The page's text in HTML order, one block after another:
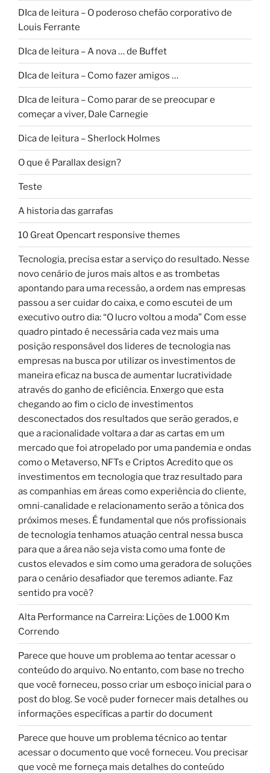
DIca de leitura – O poderoso chefão corporativo de
Louis Ferrante
DIca de leitura – A nova … de Buffet
DIca de leitura – Como fazer amigos …
DIca de leitura – Como parar de se preocupar e
começar a viver, Dale Carnegie
Dica de leitura – Sherlock Holmes
O que é Parallax design?
Teste
A historia das garrafas
10 Great Opencart responsive themes
Tecnologia, precisa estar a serviço do resultado. Nesse
novo cenário de juros mais altos e as trombetas
apontando para uma recessão, a ordem nas empresas
passou a ser cuidar do caixa, e como escutei de um
executivo outro dia: “O lucro voltou a moda” Com esse
quadro pintado é necessária cada vez mais uma
posição responsável dos lideres de tecnologia nas
empresas na busca por utilizar os investimentos de
maneira eficaz na busca de aumentar lucratividade
através do ganho de eficiência. Enxergo que esta
chegando ao fim o ciclo de investimentos
desconectados dos resultados que serão gerados, e
que a racionalidade voltara a dar as cartas em um
mercado que foi atropelado por uma pandemia e ondas
como o Metaverso, NFTs e Criptos Acredito que os
investimentos em tecnologia que traz resultado para
as companhias em áreas como experiência do cliente,
omni-canalidade e relacionamento serão a tônica dos
próximos meses. É fundamental que nós profissionais
de tecnologia tenhamos atuação central nessa busca
para que a área não seja vista como uma fonte de
custos elevados e sim como uma geradora de soluções
para o cenário desafiador que teremos adiante. Faz
sentido pra você?
Alta Performance na Carreira: Lições de 1.000 Km
Correndo
Parece que houve um problema ao tentar acessar o
conteúdo do arquivo. No entanto, com base no trecho
que você forneceu, posso criar um esboço inicial para o
post do blog. Se você puder fornecer mais detalhes ou
informações específicas a partir do document
Parece que houve um problema técnico ao tentar
acessar o documento que você forneceu. Vou precisar
que você me forneça mais detalhes do conteúdo